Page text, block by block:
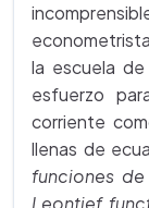
la escuela
esfuerzo
corriente
llenas de
funciones
Leontief